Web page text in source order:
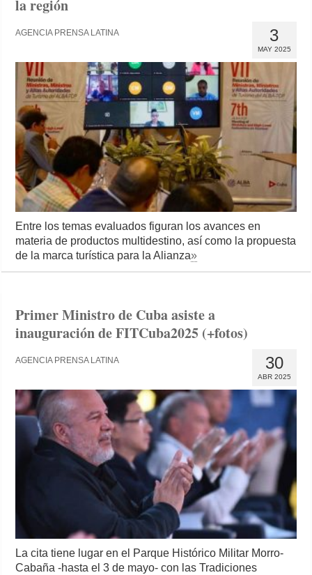
la región
3
MAY 2025
AGENCIA PRENSA LATINA
Entre los temas evaluados figuran los avances en
materia de productos multidestino, así como la propuesta
de la marca turística para la Alianza»
Primer Ministro de Cuba asiste a
inauguración de FITCuba2025 (+fotos)
30
ABR 2025
AGENCIA PRENSA LATINA
La cita tiene lugar en el Parque Histórico Militar Morro-
Cabaña -hasta el 3 de mayo- con las Tradiciones